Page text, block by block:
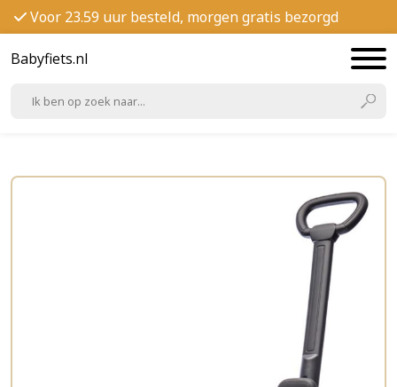
Voor 23.59 uur besteld, morgen gratis bezorgd
Babyfiets.nl